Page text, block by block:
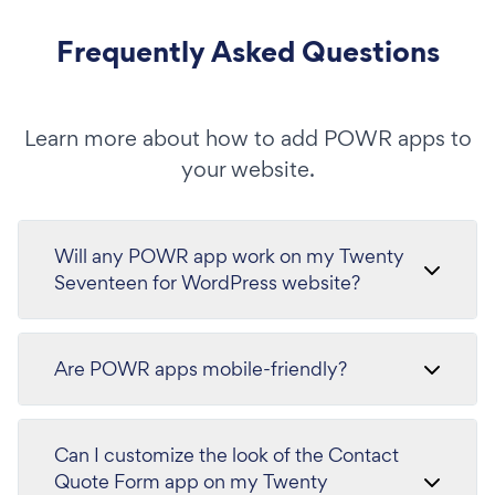
Frequently Asked Questions
Learn more about how to add POWR apps to
your website.
Will any POWR app work on my Twenty
Seventeen for WordPress website?
Are POWR apps mobile-friendly?
Can I customize the look of the Contact
Quote Form app on my Twenty